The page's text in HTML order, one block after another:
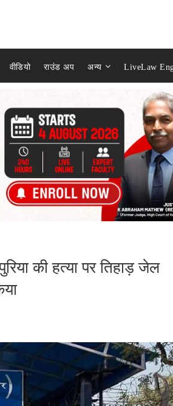
वीडियो राउंड अप अन्य LiveLaw
की हत्या पर तिहाड़ जेल